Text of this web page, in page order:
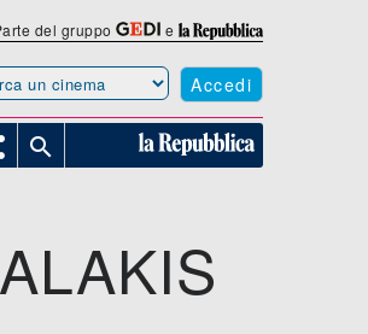
del gruppo e
Accedi
